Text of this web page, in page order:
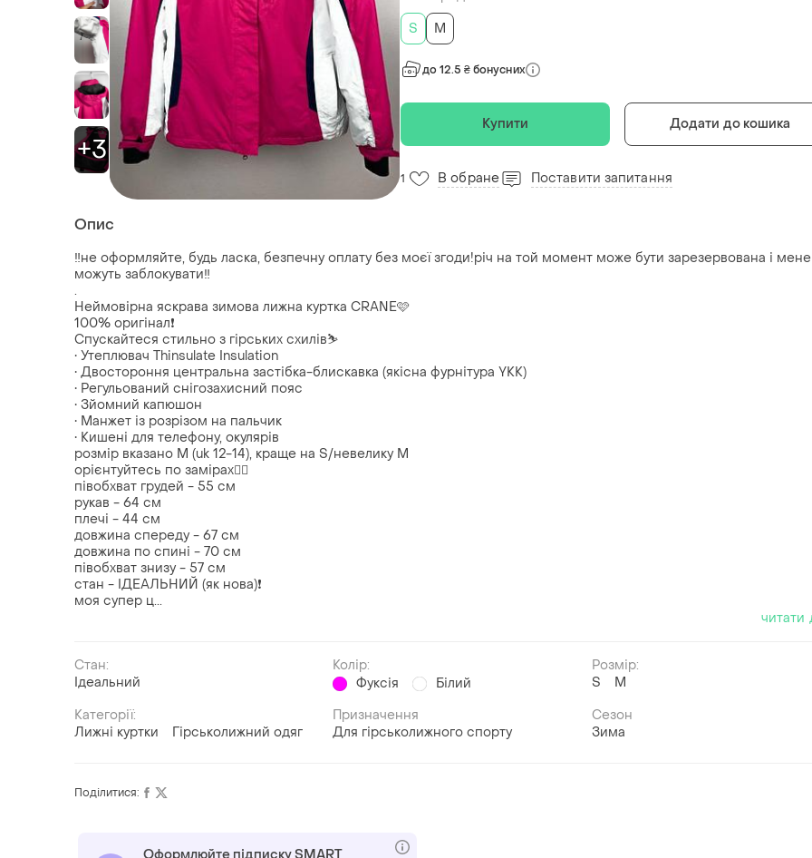
+3
S
M
до 12.5 ₴ бонусних
Купити Додати до кошика
1 В обране Поставити запитання
Опис
‼️не оформляйте, будь ласка, безпечну оплату без моєї згоди!річ на той момент може бути зарезервована і мене
можуть заблокувати‼️
.
Неймовірна яскрава зимова лижна куртка CRANE🩷
100% оригінал❗️
Спускайтеся стильно з гірських схилів⛷️
• Утеплювач Thinsulate Insulation
• Двостороння центральна застібка-блискавка (якісна фурнітура YKK)
• Регульований снігозахисний пояс
• Зйомний капюшон
• Манжет із розрізом на пальчик
• Кишені для телефону, окулярів
розмір вказано М (uk 12-14), краще на S/невелику M
орієнтуйтесь по замірах👇🏻
півобхват грудей - 55 см
рукав - 64 см
плечі - 44 см
довжина спереду - 67 см
довжина по спині - 70 см
півобхват знизу - 57 см
стан - ІДЕАЛЬНИЙ (як нова)❗️
моя супер ц...
читати
Стан:
Ідеальний
Колір:
Фуксія
Білий
Розмір:
S
M
Категорії:
Лижні куртки
Гірськолижний одяг
Призначення
Для гірськолижного спорту
Сезон
Зима
Поділитися: